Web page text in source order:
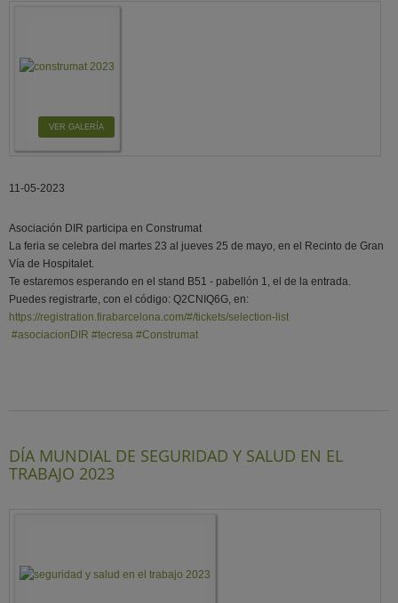
VER GALERÍA
11-05-2023
Asociación DIR participa en Construmat
La feria se celebra del martes 23 al jueves 25 de mayo, en el Recinto de Gran
Vía de Hospitalet.
Te estaremos esperando en el stand B51 - pabellón 1, el de la entrada.
Puedes registrarte, con el código: Q2CNIQ6G, en:
https://registration.firabarcelona.com/#/tickets/selection-list
#asociacionDIR #tecresa #Construmat
DÍA MUNDIAL DE SEGURIDAD Y SALUD EN EL
TRABAJO 2023